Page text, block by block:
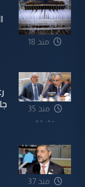
منذ 18
منذ 35
دقيقة
منذ 37